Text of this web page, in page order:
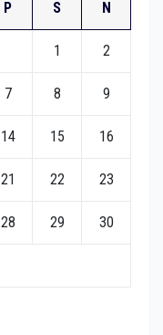
P S N
1 2
7 8 9
14 15 16
21 22 23
28 29 30